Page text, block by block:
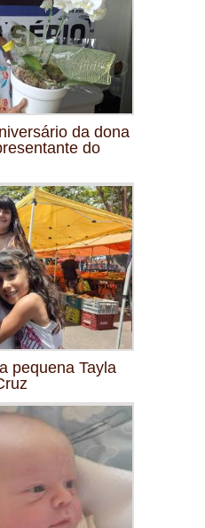
da dona
do
pequena Tayla